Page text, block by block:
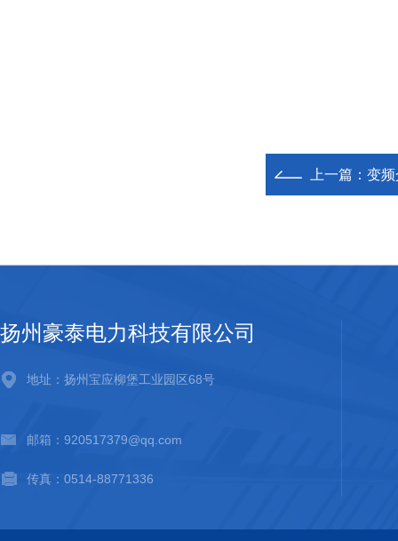
上一篇： 变
扬州豪泰电力科技有限公司
地址：扬州宝应柳堡工业园区68号
邮箱：920517379@qq.com
传真：0514-88771336